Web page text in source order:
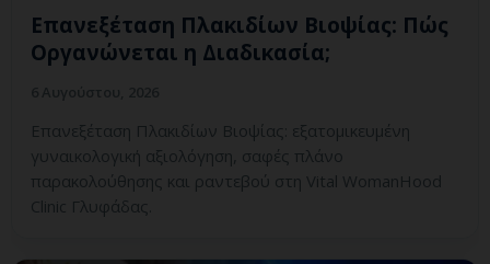
Επανεξέταση Πλακιδίων Βιοψίας: Πώς
Οργανώνεται η Διαδικασία;
Επανεξέταση Πλακιδίων Βιοψίας: εξατομικευμένη
γυναικολογική αξιολόγηση, σαφές πλάνο
παρακολούθησης και ραντεβού στη Vital WomanHood
Clinic Γλυφάδας.